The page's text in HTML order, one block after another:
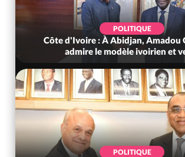
POLITIQUE
Côte d'Ivoire : À Abidjan, Amadou
admire le modèle ivoirien et
POLITIQUE